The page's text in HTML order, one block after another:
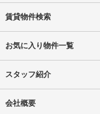
賃貸物件検索
お気に入り物件一覧
スタッフ紹介
会社概要